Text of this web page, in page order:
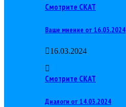
Смотрите СКАТ
Ваше мнение от 16.03.2024
16.03.2024
Смотрите СКАТ
Диалоги от 14.03.2024